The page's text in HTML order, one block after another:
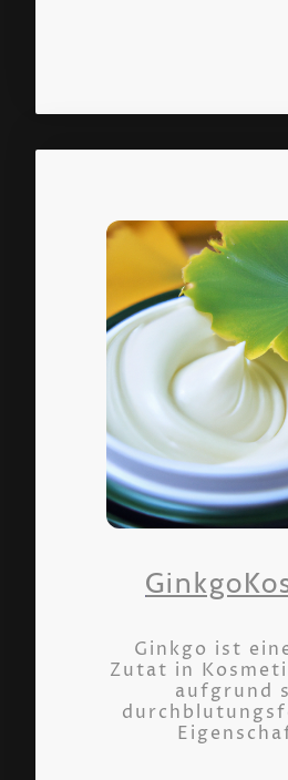
Ginkgo ist
Zutat in
aufgrund